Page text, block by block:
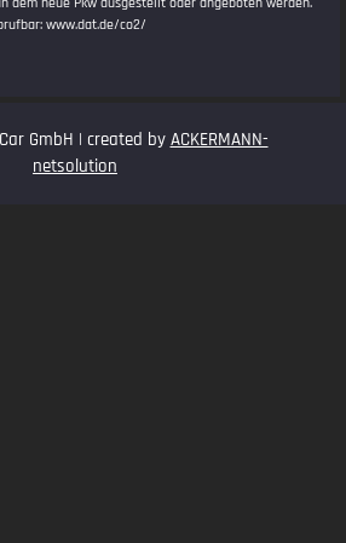
www.dat.de/co2/
GmbH | created by ACKERMANN-
netsolution